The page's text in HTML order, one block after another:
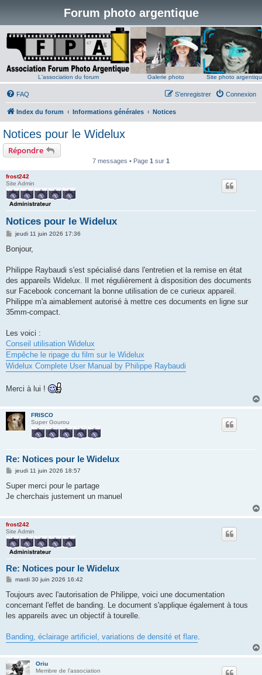
Forum photo argentique
L'association du forum Galerie photo Site photo
FAQ Connexion
S’enregistrer
Index du forum Informations générales Notices
Notices pour le Widelux
Répondre
7 messages • Page 1 sur 1
frost242
Site Admin
Notices pour le Widelux
M
s
g
jeudi 11 juin 2026 17:36
Bonjour,
Philippe Raybaudi s'est spécialisé dans l'entretien et la remise en état
des appareils Widelux. Il met régulièrement à disposition des documents
sur Facebook concernant la bonne utilisation de ce curieux appareil.
Philippe m'a aimablement autorisé à mettre ces documents en ligne sur
35mm-compact.
Les voici :
Conseil utilisation Widelux
Empêche le ripage du film sur le Widelux
Widelux Complete User Manual by Philippe Raybaudi
Merci à lui !
FRISCO
Super Gourou
Re: Notices pour le Widelux
M
s
s
a
jeudi 11 juin 2026 18:57
Super merci pour le partage
Je cherchais justement un manuel
frost242
Site Admin
Re: Notices pour le Widelux
M
s
a
g
mardi 30 juin 2026 16:42
Toujours avec l'autorisation de Philippe, voici une documentation
concernant l'effet de banding. Le document s'applique également à tous
les appareils avec un objectif à tourelle.
Banding, éclairage artificiel, variations de densité et flare.
Oriu
Membre de l'association